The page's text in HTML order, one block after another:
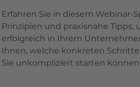
Erfahren Sie in diesem Webinar-
Prinzipien und praxisnahe Tipps,
erfolgreich in Ihrem
Ihnen, welche konkreten
Sie unkompliziert starten